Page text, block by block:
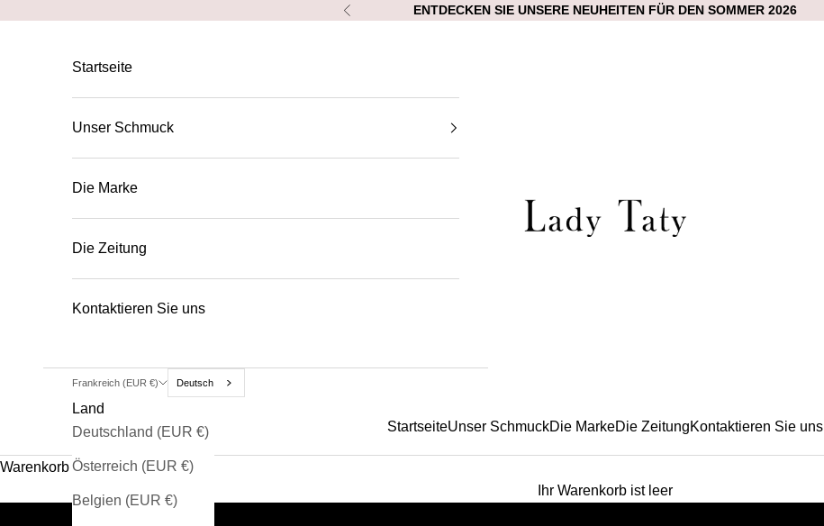
Vorherige ENTDECKEN SIE UNSERE NEUHEITEN FÜR DEN SOMMER 2026
Lady Taty
StartseiteUnser SchmuckDie MarkeDie ZeitungKontaktieren Sie uns
Startseite
Unser Schmuck
Die Marke
Die Zeitung
Kontaktieren Sie uns
Frankreich (EUR €) Deutsch
Land
Deutschland (EUR €)
Österreich (EUR €)
Belgien (EUR €)
Warenkorb
Ihr Warenkorb ist leer
Kreativ. Trendig. Schmuck für dich.